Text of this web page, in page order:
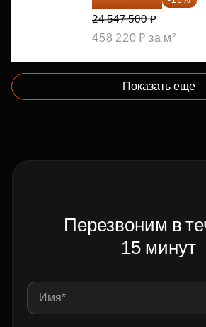
24 547 500 ₽
458 220 ₽ за м²
Показать еще
Перезвоним в
15 минут